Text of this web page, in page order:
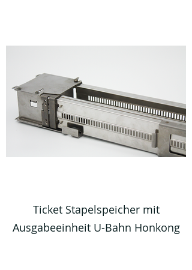
Ticket Stapelspeicher mit
Ausgabeeinheit U-Bahn Honkong